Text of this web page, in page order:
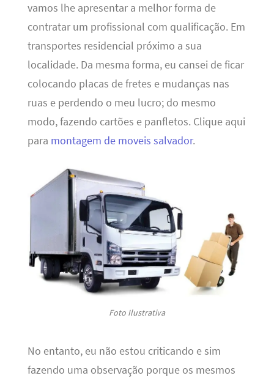
vamos lhe apresentar a melhor forma de
contratar um profissional com qualificação. Em
transportes residencial próximo a sua
localidade. Da mesma forma, eu cansei de ficar
colocando placas de fretes e mudanças nas
ruas e perdendo o meu lucro; do mesmo
modo, fazendo cartões e panfletos. Clique aqui
para montagem de moveis salvador.
Foto Ilustrativa
No entanto, eu não estou criticando e sim
fazendo uma observação porque os mesmos